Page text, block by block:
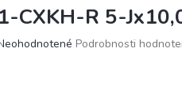
1-CXKH-R 5-
Podrobnosti